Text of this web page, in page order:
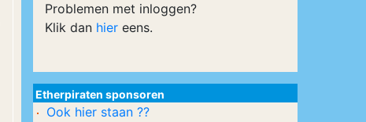
Problemen met inloggen?
Klik dan hier eens.
Etherpiraten sponsoren
Ook hier staan ??